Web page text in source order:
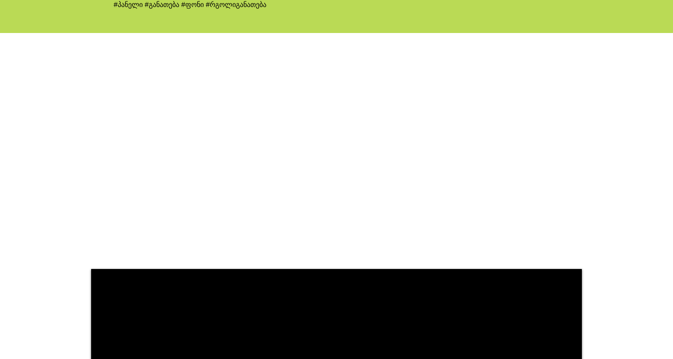
#პანელი #განათება #ფონი #რგოლიგანათება